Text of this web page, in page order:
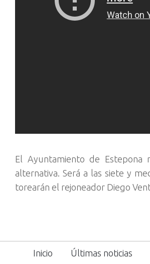
El Ayuntamiento de Estepona
alternativa. Será a las siete y
torearán el rejoneador Diego
Inicio Últimas noticias